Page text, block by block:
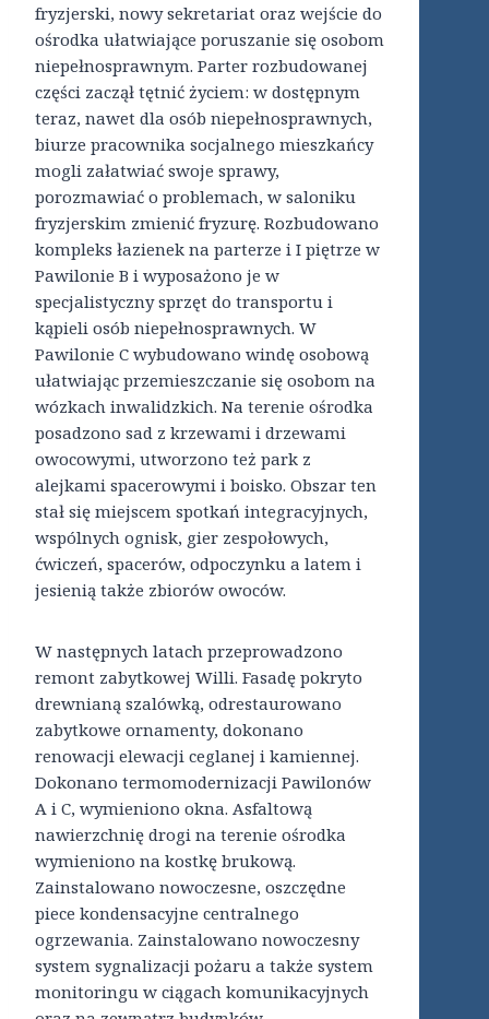
fryzjerski, nowy sekretariat oraz wejście do
ośrodka ułatwiające poruszanie się osobom
niepełnosprawnym. Parter rozbudowanej
części zaczął tętnić życiem: w dostępnym
teraz, nawet dla osób niepełnosprawnych,
biurze pracownika socjalnego mieszkańcy
mogli załatwiać swoje sprawy,
porozmawiać o problemach, w saloniku
fryzjerskim zmienić fryzurę. Rozbudowano
kompleks łazienek na parterze i I piętrze w
Pawilonie B i wyposażono je w
specjalistyczny sprzęt do transportu i
kąpieli osób niepełnosprawnych. W
Pawilonie C wybudowano windę osobową
ułatwiając przemieszczanie się osobom na
wózkach inwalidzkich. Na terenie ośrodka
posadzono sad z krzewami i drzewami
owocowymi, utworzono też park z
alejkami spacerowymi i boisko. Obszar ten
stał się miejscem spotkań integracyjnych,
wspólnych ognisk, gier zespołowych,
ćwiczeń, spacerów, odpoczynku a latem i
jesienią także zbiorów owoców.
W następnych latach przeprowadzono
remont zabytkowej Willi. Fasadę pokryto
drewnianą szalówką, odrestaurowano
zabytkowe ornamenty, dokonano
renowacji elewacji ceglanej i kamiennej.
Dokonano termomodernizacji Pawilonów
A i C, wymieniono okna. Asfaltową
nawierzchnię drogi na terenie ośrodka
wymieniono na kostkę brukową.
Zainstalowano nowoczesne, oszczędne
piece kondensacyjne centralnego
ogrzewania. Zainstalowano nowoczesny
system sygnalizacji pożaru a także system
monitoringu w ciągach komunikacyjnych